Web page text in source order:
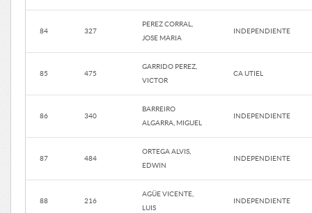
84 327
PEREZ CORRAL,
JOSE MARIA
INDEPENDIENTE
85 475
GARRIDO PEREZ,
VICTOR
CA UTIEL
86 340
BARREIRO
ALGARRA, MIGUEL
INDEPENDIENTE
87 484
ORTEGA ALVIS,
EDWIN
INDEPENDIENTE
88 216
AGÜE VICENTE,
LUIS
INDEPENDIENTE